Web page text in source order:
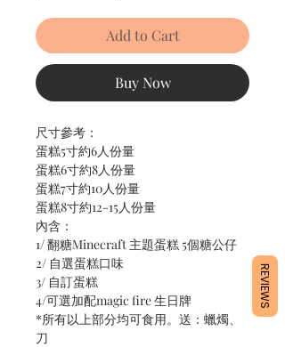
Add to Cart
Buy Now
尺寸參考：
蛋糕5寸約6人份量
蛋糕6寸約8人份量
蛋糕7寸約10人份量
蛋糕8寸約12-15人份量
內含：
1/ 翻糖Minecraft 主題蛋糕 5個糖公仔
2/ 自選蛋糕口味
3/ 自訂蛋糕
4/可選加配magic fire 生日牌
*所有以上部分均可食用。送：蠟燭、
刀
REVIEWS